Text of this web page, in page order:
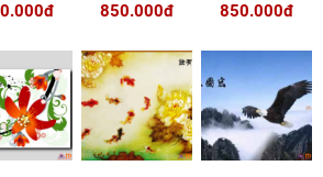
850.000đ 850.000đ